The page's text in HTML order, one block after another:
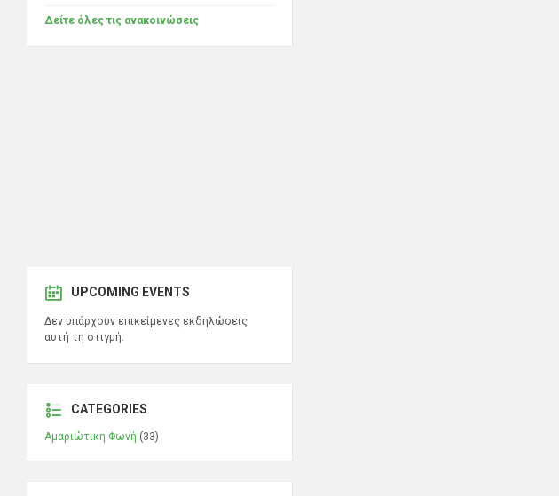
Δείτε όλες τις ανακοινώσεις
UPCOMING EVENTS
Δεν υπάρχουν επικείμενες εκδηλώσεις
αυτή τη στιγμή.
CATEGORIES
Αμαριώτικη Φωνή (33)